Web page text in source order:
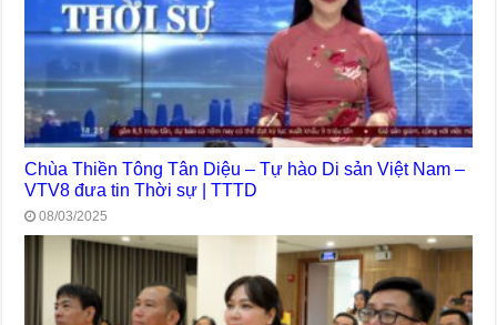
Chùa Thiền Tông Tân Diệu – Tự hào Di sản Việt Nam –
VTV8 đưa tin Thời sự | TTTD
08/03/2025